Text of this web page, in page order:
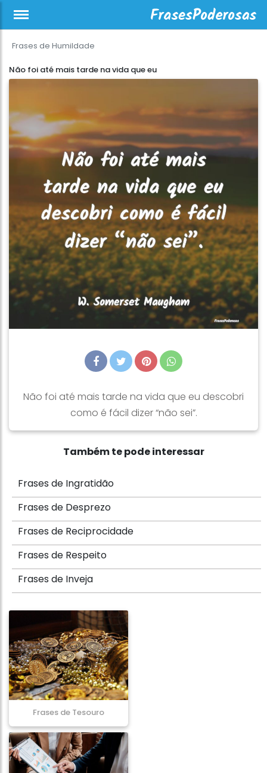
Frases de Humildade
Não foi até mais tarde na vida que eu
Não foi até mais tarde na vida que eu descobri
como é fácil dizer “não sei”.
Também te pode interessar
Frases de Ingratidão
Frases de Desprezo
Frases de Reciprocidade
Frases de Respeito
Frases de Inveja
Frases de Tesouro